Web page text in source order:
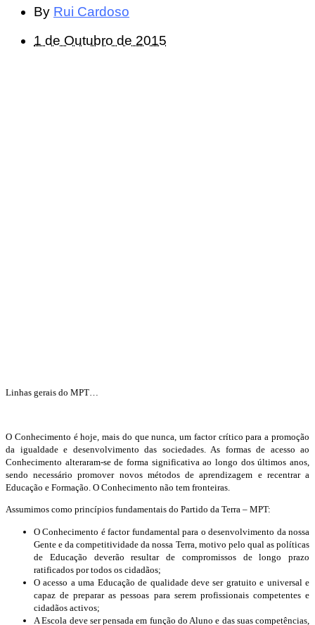
By Rui Cardoso
1 de Outubro de 2015
Linhas gerais do MPT…
O Conhecimento é hoje, mais do que nunca, um factor crítico para a promoção
da igualdade e desenvolvimento das sociedades. As formas de acesso ao
Conhecimento alteraram-se de forma significativa ao longo dos últimos anos,
sendo necessário promover novos métodos de aprendizagem e recentrar a
Educação e Formação. O Conhecimento não tem fronteiras.
Assumimos como princípios fundamentais do Partido da Terra – MPT:
O Conhecimento é factor fundamental para o desenvolvimento da nossa
Gente e da competitividade da nossa Terra, motivo pelo qual as políticas
de Educação deverão resultar de compromissos de longo prazo
ratificados por todos os cidadãos;
O acesso a uma Educação de qualidade deve ser gratuito e universal e
capaz de preparar as pessoas para serem profissionais competentes e
cidadãos activos;
A Escola deve ser pensada em função do Aluno e das suas competências,